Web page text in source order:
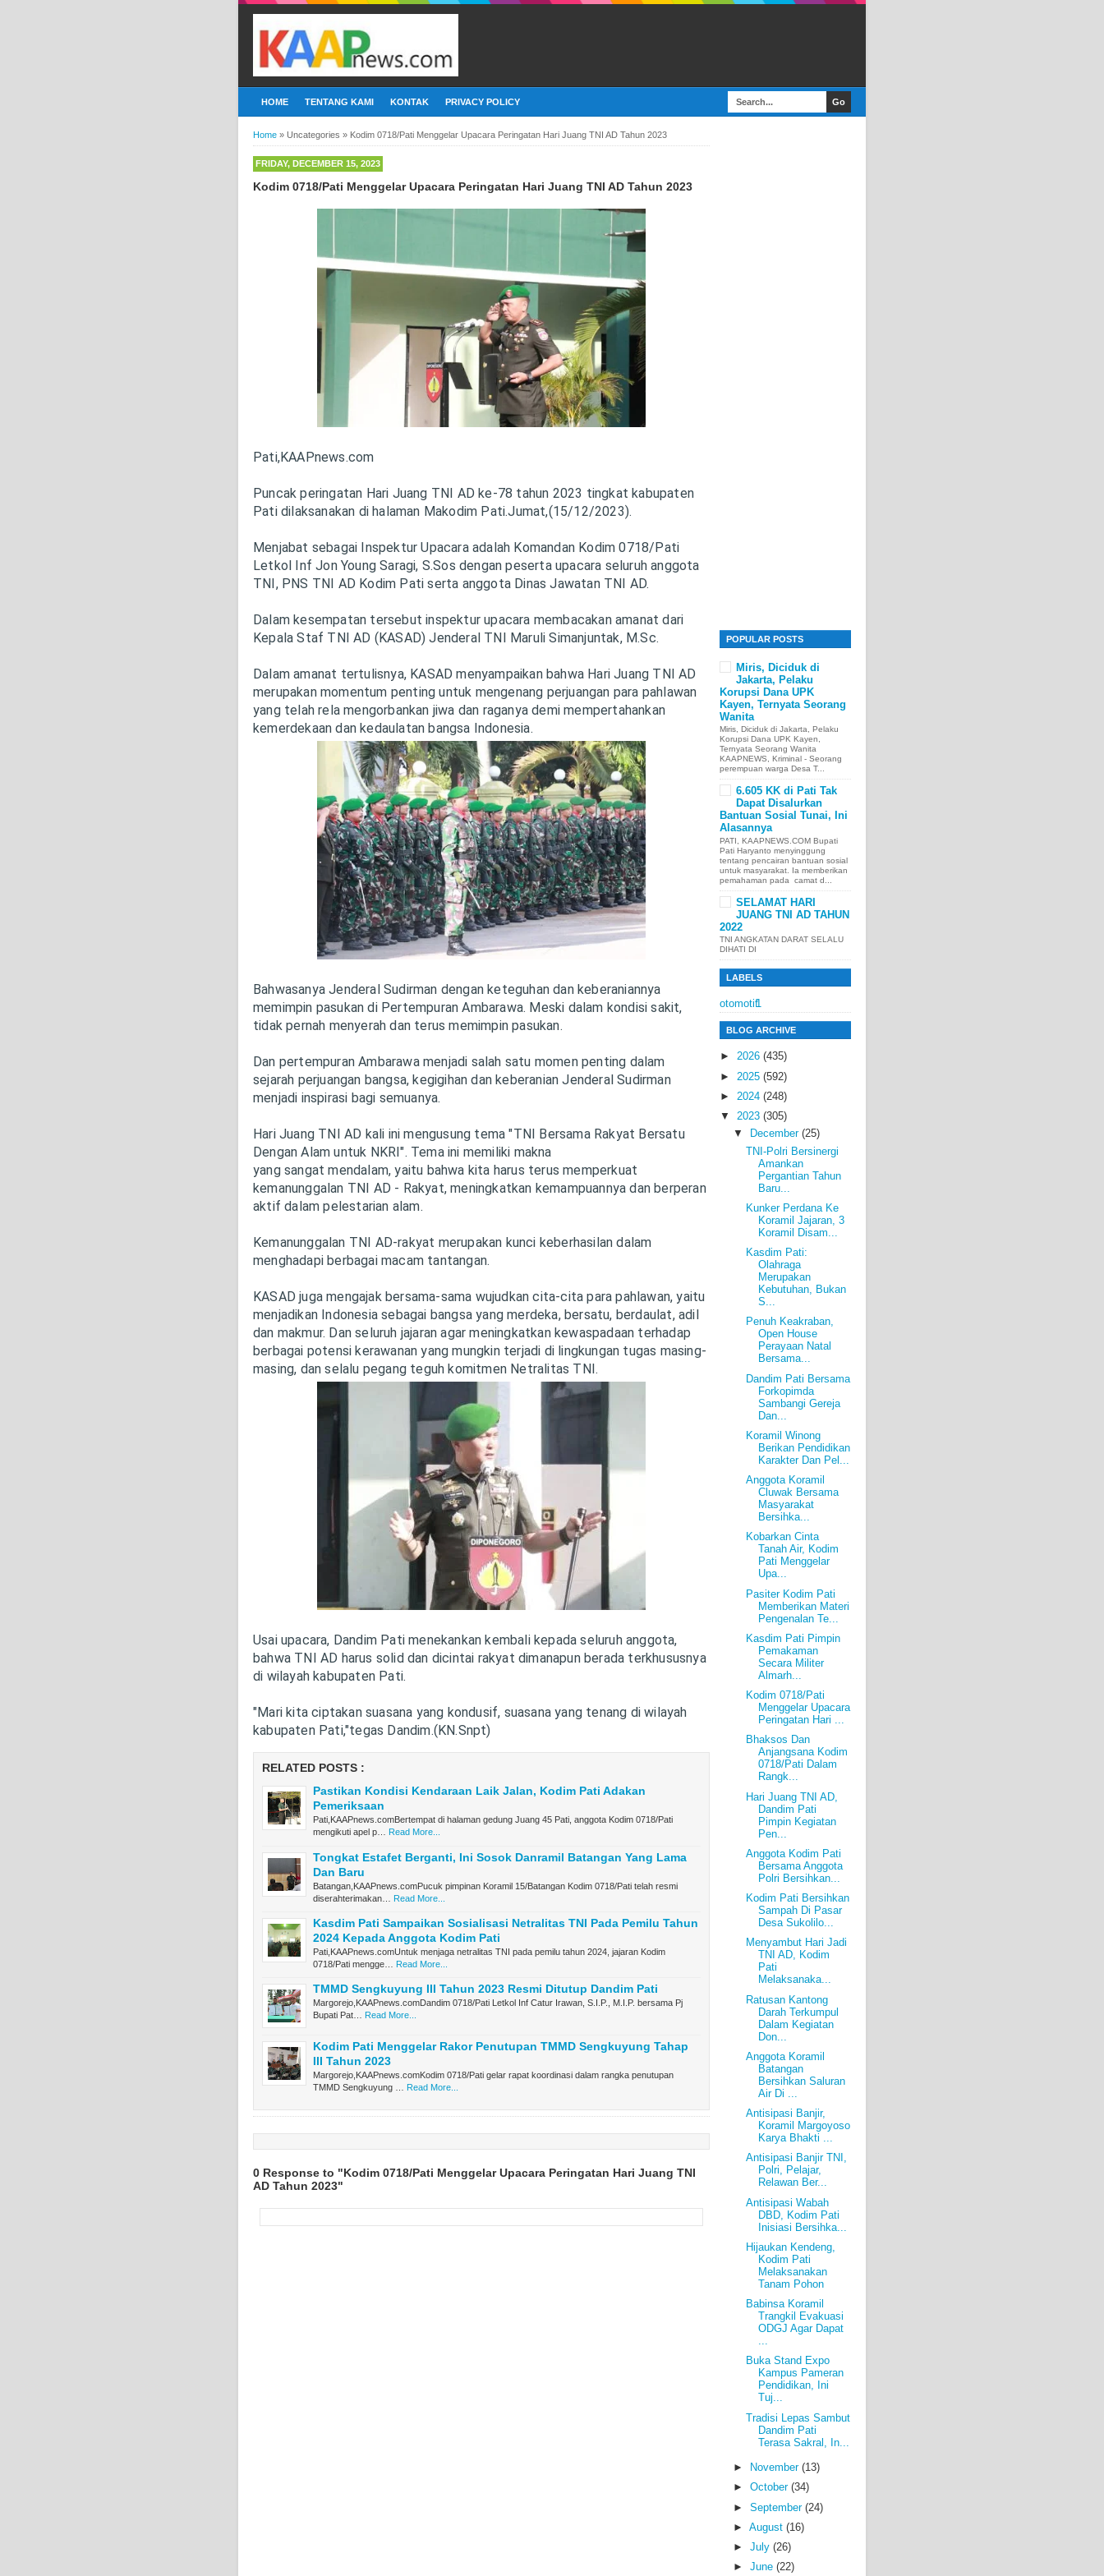
HOME TENTANG KAMI KONTAK PRIVACY POLICY
Home » Uncategories » Kodim 0718/Pati Menggelar Upacara Peringatan Hari Juang TNI AD Tahun 2023
FRIDAY, DECEMBER 15, 2023
Kodim 0718/Pati Menggelar Upacara Peringatan Hari Juang TNI AD Tahun 2023
Pati,KAAPnews.com
Puncak peringatan Hari Juang TNI AD ke-78 tahun 2023 tingkat kabupaten
Pati dilaksanakan di halaman Makodim Pati.Jumat,(15/12/2023).
Menjabat sebagai Inspektur Upacara adalah Komandan Kodim 0718/Pati
Letkol Inf Jon Young Saragi, S.Sos dengan peserta upacara seluruh anggota
TNI, PNS TNI AD Kodim Pati serta anggota Dinas Jawatan TNI AD.
Dalam kesempatan tersebut inspektur upacara membacakan amanat dari
Kepala Staf TNI AD (KASAD) Jenderal TNI Maruli Simanjuntak, M.Sc.
Dalam amanat tertulisnya, KASAD menyampaikan bahwa Hari Juang TNI AD
merupakan momentum penting untuk mengenang perjuangan para pahlawan
yang telah rela mengorbankan jiwa dan raganya demi mempertahankan
kemerdekaan dan kedaulatan bangsa Indonesia.
Bahwasanya Jenderal Sudirman dengan keteguhan dan keberaniannya
memimpin pasukan di Pertempuran Ambarawa. Meski dalam kondisi sakit,
tidak pernah menyerah dan terus memimpin pasukan.
Dan pertempuran Ambarawa menjadi salah satu momen penting dalam
sejarah perjuangan bangsa, kegigihan dan keberanian Jenderal Sudirman
menjadi inspirasi bagi semuanya.
Hari Juang TNI AD kali ini mengusung tema "TNI Bersama Rakyat Bersatu
Dengan Alam untuk NKRI". Tema ini memiliki makna
yang sangat mendalam, yaitu bahwa kita harus terus memperkuat
kemanunggalan TNI AD - Rakyat, meningkatkan kemampuannya dan berperan
aktif dalam pelestarian alam.
Kemanunggalan TNI AD-rakyat merupakan kunci keberhasilan dalam
menghadapi berbagai macam tantangan.
KASAD juga mengajak bersama-sama wujudkan cita-cita para pahlawan, yaitu
menjadikan Indonesia sebagai bangsa yang merdeka, bersatu, berdaulat, adil
dan makmur. Dan seluruh jajaran agar meningkatkan kewaspadaan terhadap
berbagai potensi kerawanan yang mungkin terjadi di lingkungan tugas masing-
masing, dan selalu pegang teguh komitmen Netralitas TNI.
Usai upacara, Dandim Pati menekankan kembali kepada seluruh anggota,
bahwa TNI AD harus solid dan dicintai rakyat dimanapun berada terkhususnya
di wilayah kabupaten Pati.
"Mari kita ciptakan suasana yang kondusif, suasana yang tenang di wilayah
kabupaten Pati,"tegas Dandim.(KN.Snpt)
RELATED POSTS :
Pastikan Kondisi Kendaraan Laik Jalan, Kodim Pati Adakan
Pemeriksaan
Pati,KAAPnews.comBertempat di halaman gedung Juang 45 Pati, anggota Kodim 0718/Pati
mengikuti apel p… Read More...
Tongkat Estafet Berganti, Ini Sosok Danramil Batangan Yang Lama
Dan Baru
Batangan,KAAPnews.comPucuk pimpinan Koramil 15/Batangan Kodim 0718/Pati telah resmi
diserahterimakan…
Read More...
Kasdim Pati Sampaikan Sosialisasi Netralitas TNI Pada Pemilu Tahun
2024 Kepada Anggota Kodim Pati
Pati,KAAPnews.comUntuk menjaga netralitas TNI pada pemilu tahun 2024, jajaran Kodim
0718/Pati mengge…
Read More...
TMMD Sengkuyung III Tahun 2023 Resmi Ditutup Dandim Pati
Margorejo,KAAPnews.comDandim 0718/Pati Letkol Inf Catur Irawan, S.I.P., M.I.P. bersama Pj
Bupati Pat…
Read More...
Kodim Pati Menggelar Rakor Penutupan TMMD Sengkuyung Tahap
III Tahun 2023
Margorejo,KAAPnews.comKodim 0718/Pati gelar rapat koordinasi dalam rangka penutupan
TMMD Sengkuyung … Read More...
0 Response to "Kodim 0718/Pati Menggelar Upacara Peringatan Hari Juang TNI
AD Tahun 2023"
POPULAR POSTS
Miris, Diciduk di
Jakarta, Pelaku
Korupsi Dana UPK
Kayen, Ternyata Seorang
Wanita
Miris, Diciduk di Jakarta, Pelaku
Korupsi Dana UPK Kayen,
Ternyata Seorang Wanita
KAAPNEWS, Kriminal - Seorang
perempuan warga Desa T...
6.605 KK di Pati Tak
Dapat Disalurkan
Bantuan Sosial Tunai, Ini
Alasannya
PATI, KAAPNEWS.COM Bupati
Pati Haryanto menyinggung
tentang pencairan bantuan sosial
untuk masyarakat. Ia memberikan
pemahaman pada camat d...
SELAMAT HARI
JUANG TNI AD TAHUN
2022
TNI ANGKATAN DARAT SELALU
DIHATI DI
LABELS
otomotif1
BLOG ARCHIVE
► 2026 (435)
► 2025 (592)
► 2024 (248)
▼ 2023 (305)
▼
December (25)
TNI-Polri Bersinergi
Amankan
Pergantian Tahun
Baru...
Kunker Perdana Ke
Koramil Jajaran, 3
Koramil Disam...
Kasdim Pati:
Olahraga
Merupakan
Kebutuhan, Bukan
S...
Penuh Keakraban,
Open House
Perayaan Natal
Bersama...
Dandim Pati Bersama
Forkopimda
Sambangi Gereja
Dan...
Koramil Winong
Berikan Pendidikan
Karakter Dan Pel...
Anggota Koramil
Cluwak Bersama
Masyarakat
Bersihka...
Kobarkan Cinta
Tanah Air, Kodim
Pati Menggelar
Upa...
Pasiter Kodim Pati
Memberikan Materi
Pengenalan Te...
Kasdim Pati Pimpin
Pemakaman
Secara Militer
Almarh...
Kodim 0718/Pati
Menggelar Upacara
Peringatan Hari ...
Bhaksos Dan
Anjangsana Kodim
0718/Pati Dalam
Rangk...
Hari Juang TNI AD,
Dandim Pati
Pimpin Kegiatan
Pen...
Anggota Kodim Pati
Bersama Anggota
Polri Bersihkan...
Kodim Pati Bersihkan
Sampah Di Pasar
Desa Sukolilo...
Menyambut Hari Jadi
TNI AD, Kodim
Pati
Melaksanaka...
Ratusan Kantong
Darah Terkumpul
Dalam Kegiatan
Don...
Anggota Koramil
Batangan
Bersihkan Saluran
Air Di ...
Antisipasi Banjir,
Koramil Margoyoso
Karya Bhakti ...
Antisipasi Banjir TNI,
Polri, Pelajar,
Relawan Ber...
Antisipasi Wabah
DBD, Kodim Pati
Inisiasi Bersihka...
Hijaukan Kendeng,
Kodim Pati
Melaksanakan
Tanam Pohon
Babinsa Koramil
Trangkil Evakuasi
ODGJ Agar Dapat
...
Buka Stand Expo
Kampus Pameran
Pendidikan, Ini
Tuj...
Tradisi Lepas Sambut
Dandim Pati
Terasa Sakral, In...
► November (13)
► October (34)
► September (24)
► August (16)
► July (26)
► June (22)